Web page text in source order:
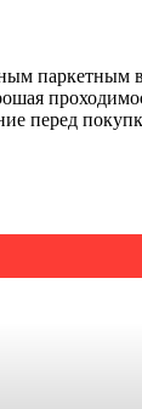
паркетным
перед